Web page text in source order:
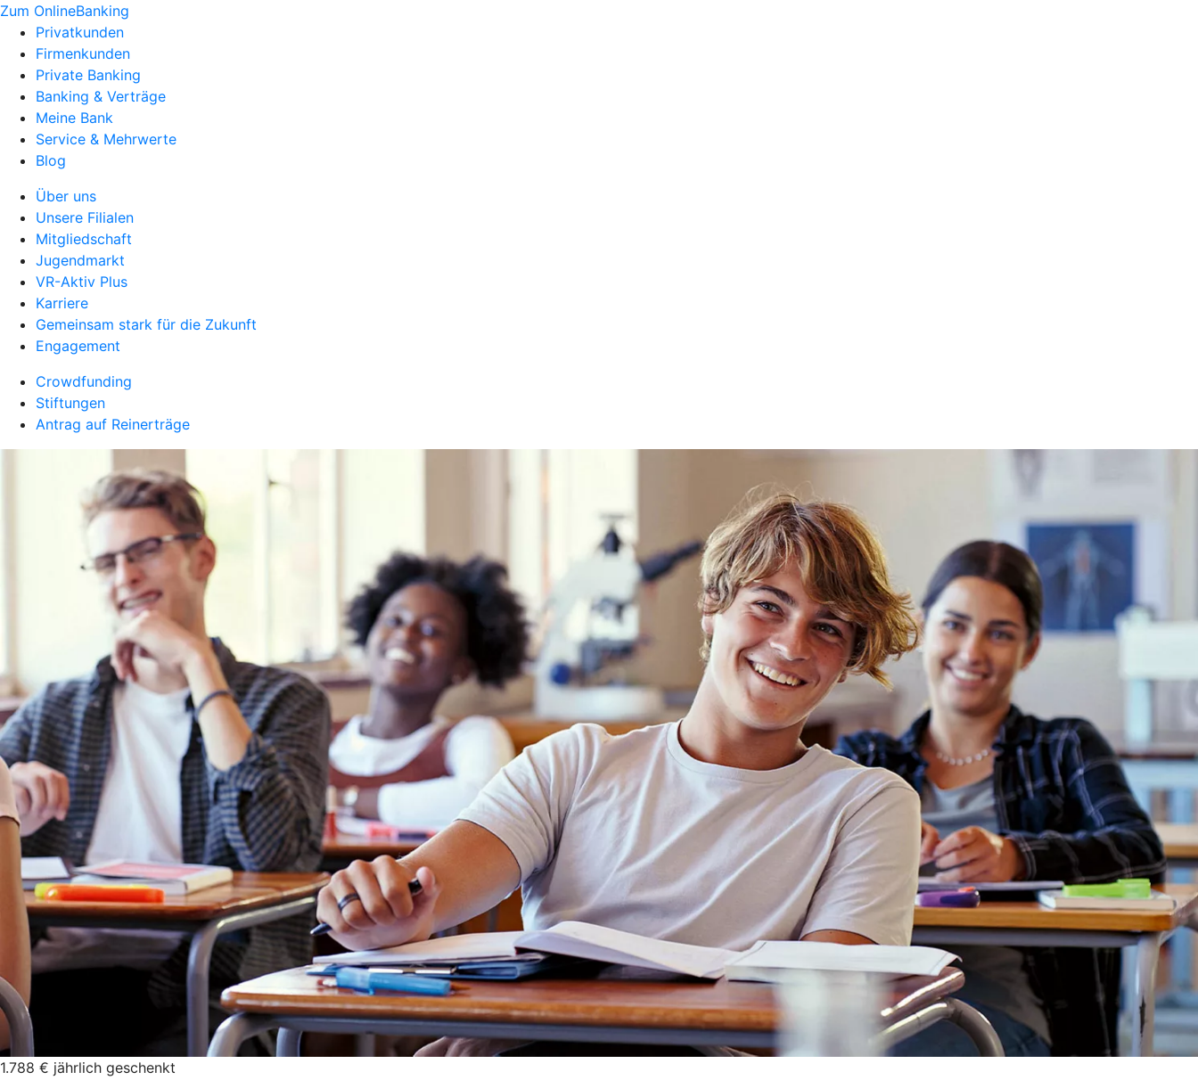
Zum OnlineBanking
Privatkunden
Firmenkunden
Private Banking
Banking & Verträge
Meine Bank
Service & Mehrwerte
Blog
Über uns
Unsere Filialen
Mitgliedschaft
Jugendmarkt
VR-Aktiv Plus
Karriere
Gemeinsam stark für die Zukunft
Engagement
Crowdfunding
Stiftungen
Antrag auf Reinerträge
1.788 € jährlich geschenkt